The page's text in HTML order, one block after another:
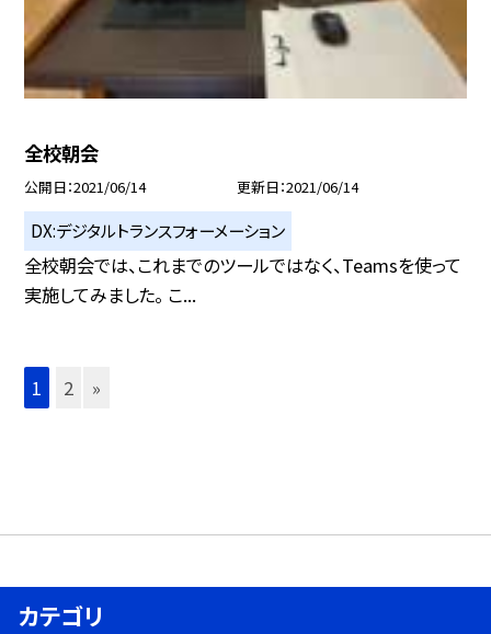
全校朝会
公開日 2021/06/14 更新日 2021/06/14
DX:デジタルトランスフォーメーション
全校朝会では、これまでのツールではなく、Teamsを使って
実施してみました。 こ...
1 2 »
カテゴリ